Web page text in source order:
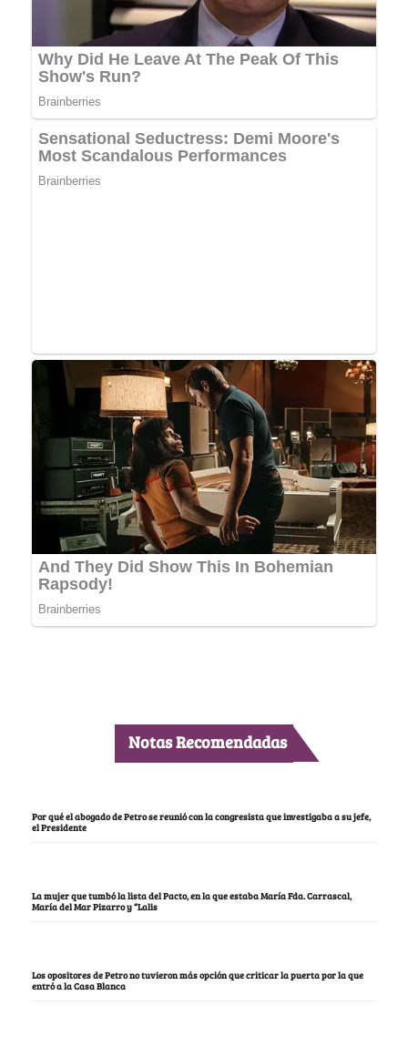
Notas Recomendadas
Por qué el abogado de Petro se reunió con la congresista que investigaba a su jefe,
el Presidente
La mujer que tumbó la lista del Pacto, en la que estaba María Fda. Carrascal,
María del Mar Pizarro y “Lalis
Los opositores de Petro no tuvieron más opción que criticar la puerta por la que
entró a la Casa Blanca